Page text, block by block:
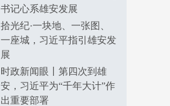
书记心系雄安发展
拾光纪·一块地、一张图、
一座城，习近平指引雄安发
展
时政新闻眼丨第四次到雄
安，习近平为“千年大计”作
出重要部署